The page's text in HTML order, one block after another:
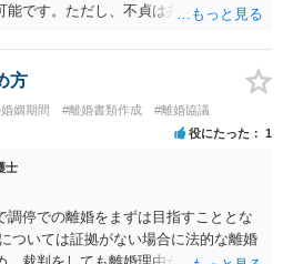
能です。ただし、不貞は共同不法行為
、「双方に請求はできるが、同じ損害
きない」という理解が正確です。
方
姻期間 #離婚書類作成 #離婚協議
役にたった 1
士
調停での離婚をまずは目指すこととな
ついては証拠がない場合に法的な離婚
、裁判をしても離婚理由が認められな